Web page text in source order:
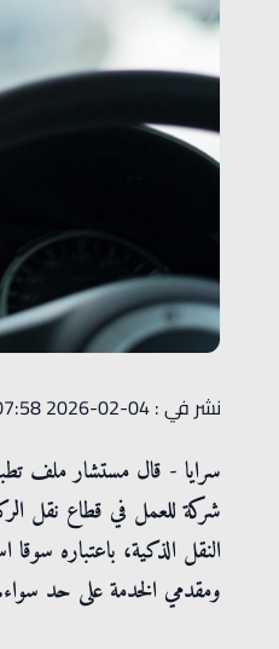
نشر في : 04-02-2026 07:58 PM
شركة للعمل في قطاع نقل
النقل الذكية، باعتباره
ومقدمي الخدمة على حد